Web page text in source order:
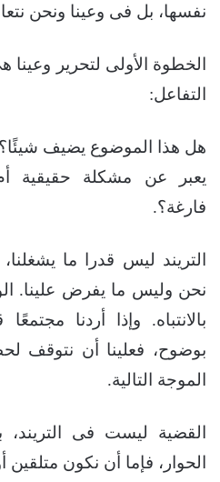
نفسها، بل فى وعينا ونحن
الخطوة الأولى لتحرير
التفاعل:
هل هذا الموضوع يضيف
يعبر عن مشكلة حقيقية
فارغة؟.
التريند ليس قدرا ما
نحن وليس ما يفرض علينا.
بالانتباه. وإذا أردنا
بوضوح، فعلينا أن نتوقف
الموجة التالية.
القضية ليست فى
الحوار، فإما أن نكون